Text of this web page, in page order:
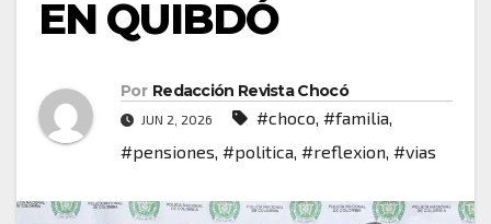
EN QUIBDÓ
Por Redacción Revista Chocó
JUN 2, 2026 #choco, #familia,
#pensiones, #politica, #reflexion, #vias